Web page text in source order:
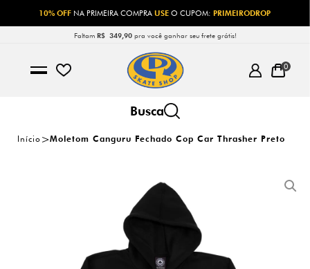
10% OFF NA PRIMEIRA COMPRAUSEO CUPOM:PRIMEIRODROP
Faltam R$ 349,90pra você ganhar seu frete grátis!
0
Início Moletom Canguru Fechado Cop Car Thrasher Preto